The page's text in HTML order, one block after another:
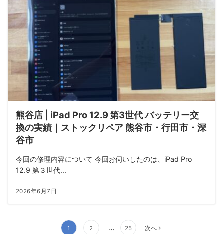
熊谷店 | iPad Pro 12.9 第3世代 バッテリー交
換の実績｜ストックリペア 熊谷市・行田市・深
谷市
今回の修理内容について 今回お伺いしたのは、iPad Pro
12.9 第３世代...
2026年6月7日
1 2 … 25 次へ